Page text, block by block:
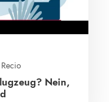
Nein,